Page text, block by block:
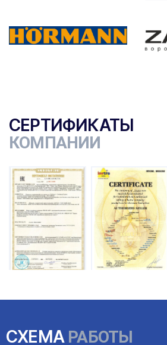
СЕРТИФИКАТЫ
КОМПАНИИ
СХЕМАРАБОТЫ